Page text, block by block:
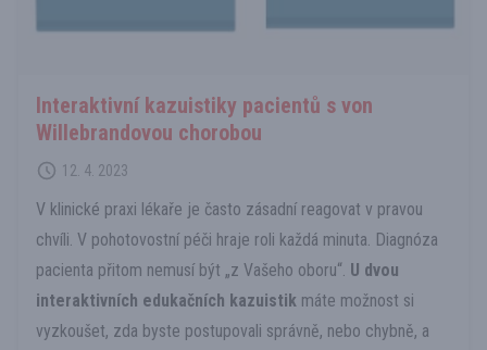
Interaktivní kazuistiky pacientů s von
Willebrandovou chorobou
12. 4. 2023
V klinické praxi lékaře je často zásadní reagovat v pravou
chvíli. V pohotovostní péči hraje roli každá minuta. Diagnóza
pacienta přitom nemusí být „z Vašeho oboru“. U dvou
interaktivních edukačních kazuistik máte možnost si
vyzkoušet, zda byste postupovali správně, nebo chybně, a